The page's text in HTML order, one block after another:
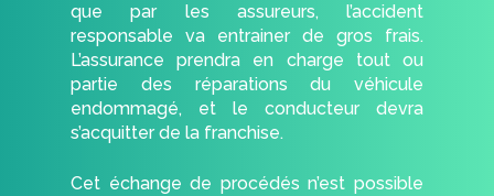
que par les assureurs, l’accident
responsable va entrainer de gros frais.
L’assurance prendra en charge tout ou
partie des réparations du véhicule
endommagé, et le conducteur devra
s’acquitter de la franchise.
Cet échange de procédés n’est possible